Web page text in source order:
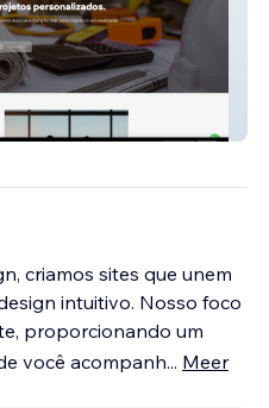
criamos sites que unem
intuitivo. Nosso foco
proporcionando um
você acompanh... Meer